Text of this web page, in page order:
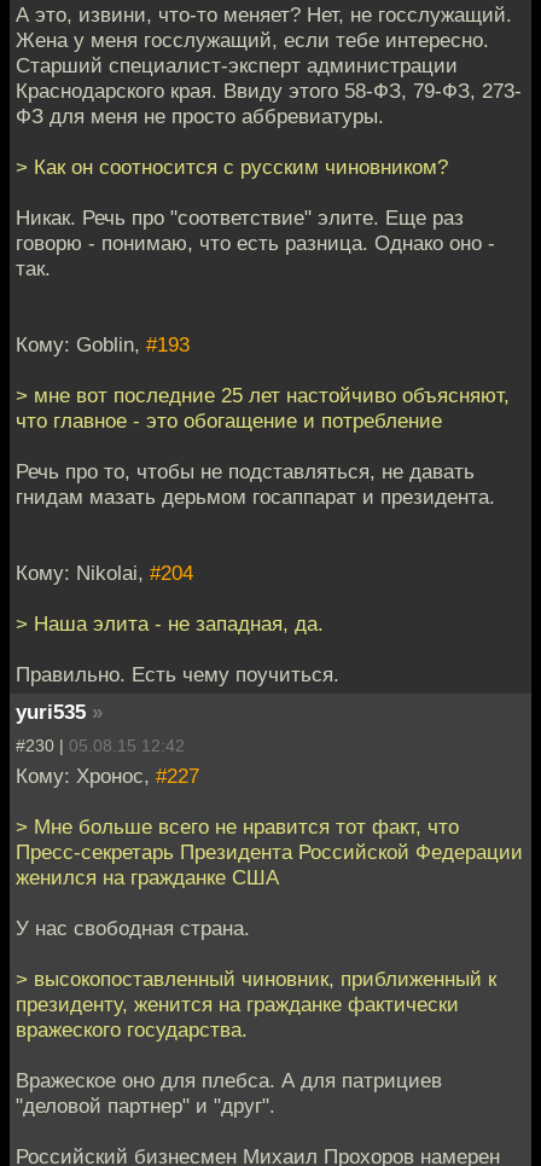
А это, извини, что-то меняет? Нет, не госслужащий.
Жена у меня госслужащий, если тебе интересно.
Старший специалист-эксперт администрации
Краснодарского края. Ввиду этого 58-ФЗ, 79-ФЗ, 273-
ФЗ для меня не просто аббревиатуры.
> Как он соотносится с русским чиновником?
Никак. Речь про "соответствие" элите. Еще раз
говорю - понимаю, что есть разница. Однако оно -
так.
Кому: Goblin, #193
> мне вот последние 25 лет настойчиво объясняют,
что главное - это обогащение и потребление
Речь про то, чтобы не подставляться, не давать
гнидам мазать дерьмом госаппарат и президента.
Кому: Nikolai, #204
> Наша элита - не западная, да.
Правильно. Есть чему поучиться.
yuri535 »
#230 | 05.08.15 12:42
Кому: Хронос, #227
> Мне больше всего не нравится тот факт, что
Пресс-секретарь Президента Российской Федерации
женился на гражданке США
У нас свободная страна.
> высокопоставленный чиновник, приближенный к
президенту, женится на гражданке фактически
вражеского государства.
Вражеское оно для плебса. А для патрициев
"деловой партнер" и "друг".
Российский бизнесмен Михаил Прохоров намерен